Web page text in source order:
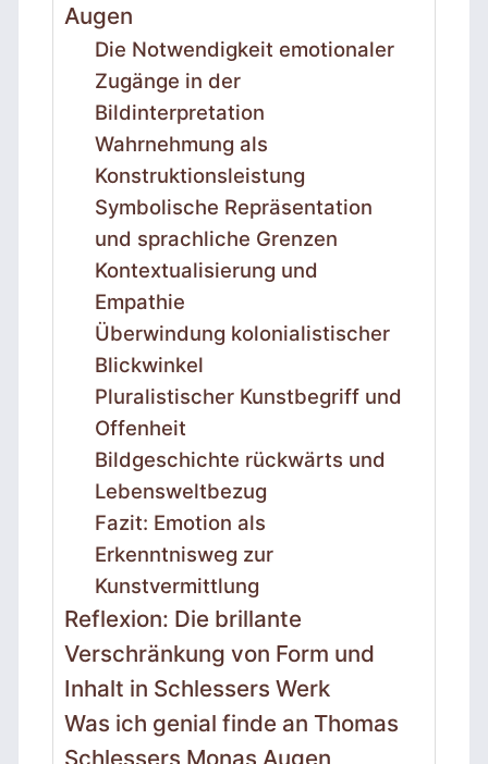
Augen
Die Notwendigkeit emotionaler
Zugänge in der
Bildinterpretation
Wahrnehmung als
Konstruktionsleistung
Symbolische Repräsentation
und sprachliche Grenzen
Kontextualisierung und
Empathie
Überwindung kolonialistischer
Blickwinkel
Pluralistischer Kunstbegriff und
Offenheit
Bildgeschichte rückwärts und
Lebensweltbezug
Fazit: Emotion als
Erkenntnisweg zur
Kunstvermittlung
Reflexion: Die brillante
Verschränkung von Form und
Inhalt in Schlessers Werk
Was ich genial finde an Thomas
Schlessers Monas Augen